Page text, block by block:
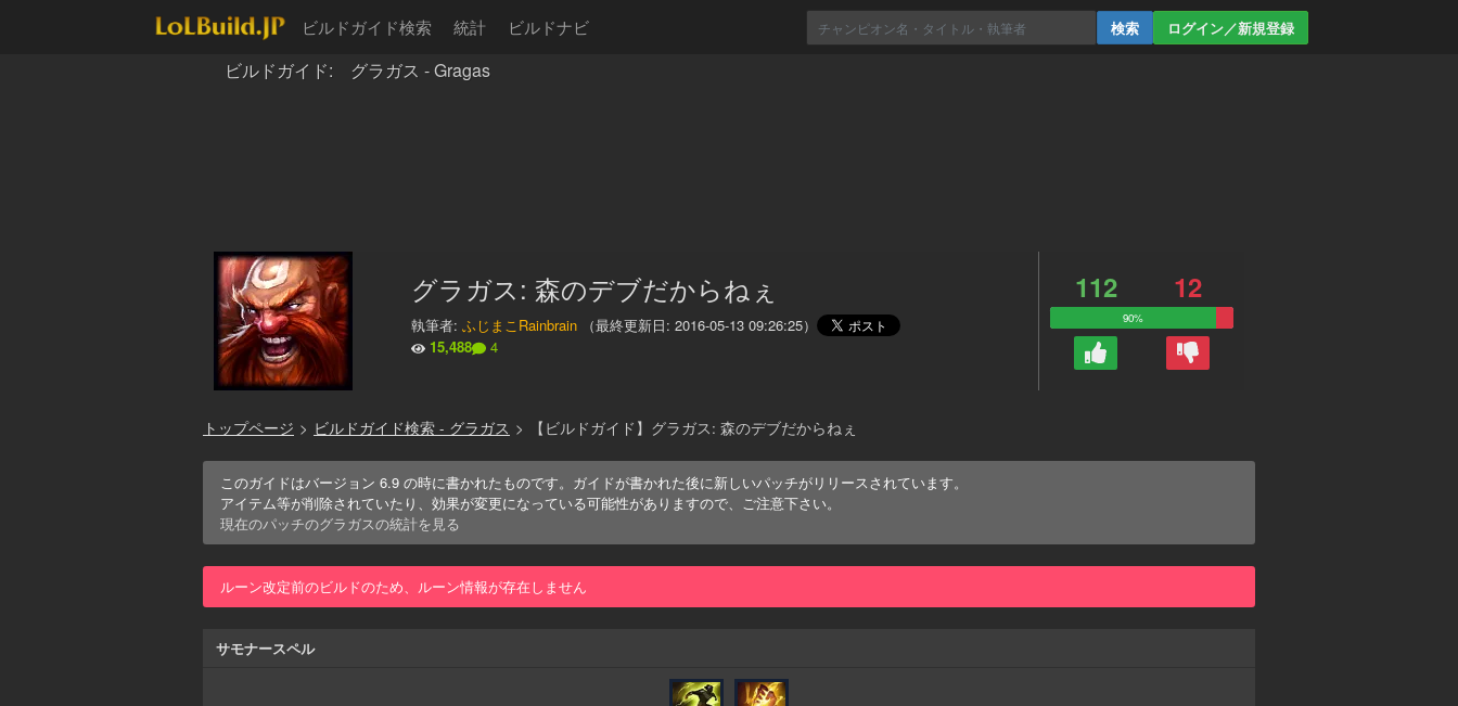
ビルドガイド検索 統計 ビルドナビ ログイン／新規登録
ビルドガイド: グラガス - Gragas
グラガス: 森のデブだからねぇ
執筆者: ふじまこRainbrain （最終更新日: 2016-05-13 09:26:25）
15,488
4
112 12
90%
トップページ > ビルドガイド検索 - グラガス > 【ビルドガイド】グラガス: 森のデブだからねぇ
このガイドはバージョン6.9 の時に書かれたものです。ガイドが書かれた後に新しいパッチがリリースされています。
アイテム等が削除されていたり、効果が変更になっている可能性がありますので、ご注意下さい。
現在のパッチのグラガスの統計を見る
ルーン改定前のビルドのため、ルーン情報が存在しません
サモナースペル